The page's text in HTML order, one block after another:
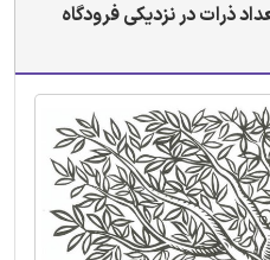
ذرات در نزدیکی فرودگاه